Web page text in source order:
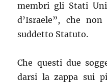
membri gli Stati
d’Israele”, che
suddetto Statuto.
Che questi due
darsi la zappa sui